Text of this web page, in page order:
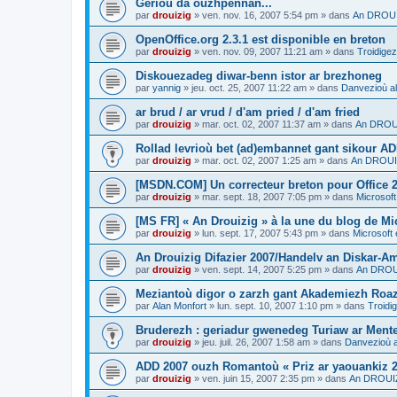
Gerioù da ouzhpennañ...
par drouizig » ven. nov. 16, 2007 5:54 pm » dans An
OpenOffice.org 2.3.1 est disponible en breton
par drouizig » ven. nov. 09, 2007 11:21 am » dans
Diskouezadeg diwar-benn istor ar brezhoneg
par yannig » jeu. oct. 25, 2007 11:22 am » dans Danvezioù
ar brud / ar vrud / d'am pried / d'am fried
par drouizig » mar. oct. 02, 2007 11:37 am » dans An
Rollad levrioù bet (ad)embannet gant sikour
par drouizig » mar. oct. 02, 2007 1:25 am » dans An
[MSDN.COM] Un correcteur breton pour Office
par drouizig » mar. sept. 18, 2007 7:05 pm » dans
[MS FR] « An Drouizig » à la une du blog de
par drouizig » lun. sept. 17, 2007 5:43 pm » dans Microsoft
An Drouizig Difazier 2007/Handelv an Diskar-
par drouizig » ven. sept. 14, 2007 5:25 pm » dans An
Meziantoù digor o zarzh gant Akademiezh
par Alan Monfort » lun. sept. 10, 2007 1:10 pm » dans
Bruderezh : geriadur gwenedeg Turiaw ar
par drouizig » jeu. juil. 26, 2007 1:58 am » dans Danvezioù
ADD 2007 ouzh Romantoù « Priz ar yaouankiz
par drouizig » ven. juin 15, 2007 2:35 pm » dans An